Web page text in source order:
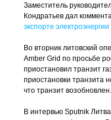
Заместитель
Кондратьев дал
экспорте электроэнергии
Во вторник литовский
Amber Grid по просьбе
приостановил транзит
приостановки транзита
что транзит возобновлен.
В интервью Sputnik